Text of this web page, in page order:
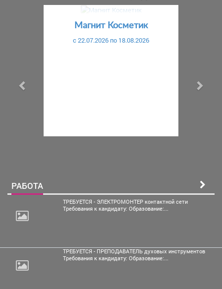
Магнит Косметик
c 22.07.2026 по 18.08.2026
РАБОТА
ТРЕБУЕТСЯ - ЭЛЕКТРОМОНТЕР контактной сети
Требования к кандидату: Образование:...
ТРЕБУЕТСЯ - ПРЕПОДАВАТЕЛЬ духовых инструментов
Требования к кандидату: Образование:...